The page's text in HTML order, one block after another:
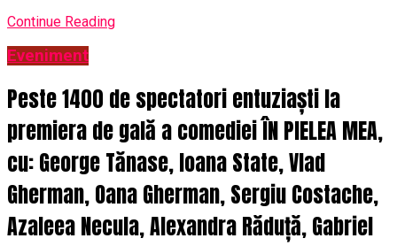
Continue Reading
Eveniment
Peste 1400 de spectatori entuziaști la
premiera de gală a comediei ÎN PIELEA MEA,
cu: George Tănase, Ioana State, Vlad
Gherman, Oana Gherman, Sergiu Costache,
Azaleea Necula, Alexandra Răduță, Gabriel